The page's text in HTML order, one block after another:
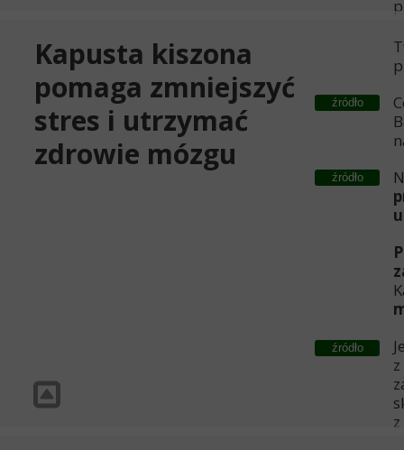
źródło
źródło
źródło
Kapusta kiszona
pomaga zmniejszyć
stres i utrzymać
zdrowie mózgu